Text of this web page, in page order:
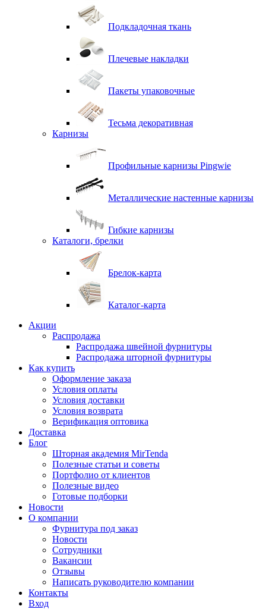
Подкладочная ткань
Плечевые накладки
Пакеты упаковочные
Тесьма декоративная
Карнизы
Профильные карнизы Pingwie
Металлические настенные карнизы
Гибкие карнизы
Каталоги, брелки
Брелок-карта
Каталог-карта
Акции
Распродажа
Распродажа швейной фурнитуры
Распродажа шторной фурнитуры
Как купить
Оформление заказа
Условия оплаты
Условия доставки
Условия возврата
Верификация оптовика
Доставка
Блог
Шторная академия MirTenda
Полезные статьи и советы
Портфолио от клиентов
Полезные видео
Готовые подборки
Новости
О компании
Фурнитура под заказ
Новости
Сотрудники
Вакансии
Отзывы
Написать руководителю компании
Контакты
Вход